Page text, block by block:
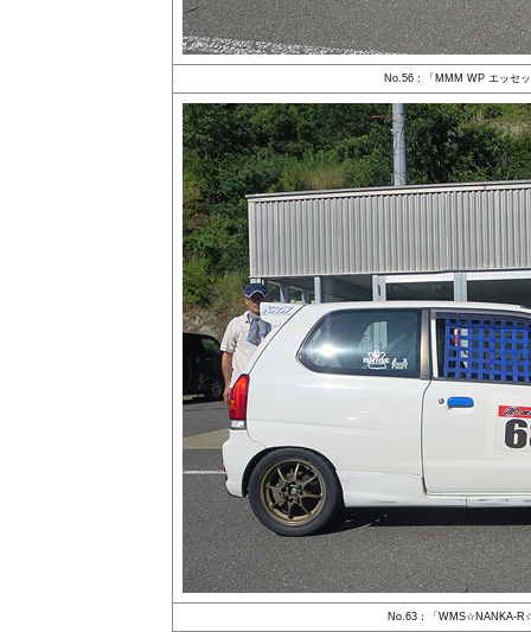
No.56：「MMM WP エッセ
No.63：「WMS☆NANKA-